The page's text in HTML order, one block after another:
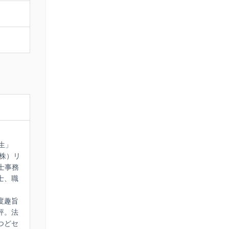
）リ
事務
、職
趣旨
。法
どセ